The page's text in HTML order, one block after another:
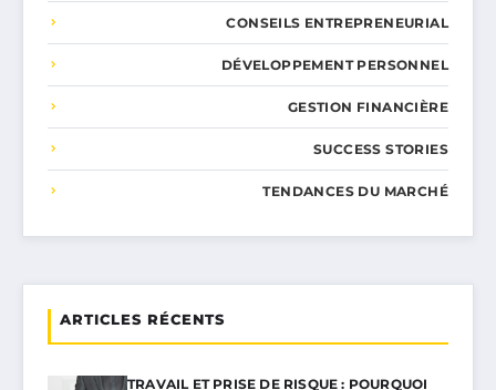
CONSEILS ENTREPRENEURIAL
DÉVELOPPEMENT PERSONNEL
GESTION FINANCIÈRE
SUCCESS STORIES
TENDANCES DU MARCHÉ
ARTICLES RÉCENTS
TRAVAIL ET PRISE DE RISQUE : POURQUOI